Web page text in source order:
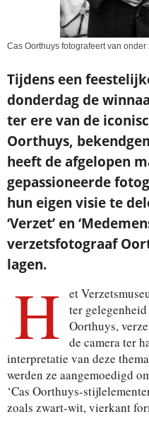
Cas Oorthuys fotografeert van onder
Tijdens een
donderdag de
ter ere van de
Oorthuys,
heeft de afgelopen
gepassioneerde
hun eigen visie te
‘Verzet’ en
verzetsfotograaf
lagen.
H
et
ter
Oorthuys,
de camera ter
interpretatie van deze
werden ze aangemoedigd
‘Cas Oorthuys-
zoals zwart-wit, vierkant